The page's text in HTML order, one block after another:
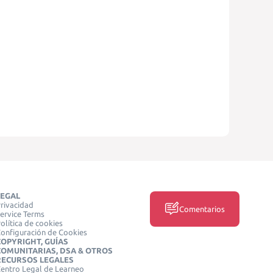
Terms
de cookies
de Cookies
GUÍAS
DSA & OTROS
LEGALES
Legal de Learneo
Comentarios